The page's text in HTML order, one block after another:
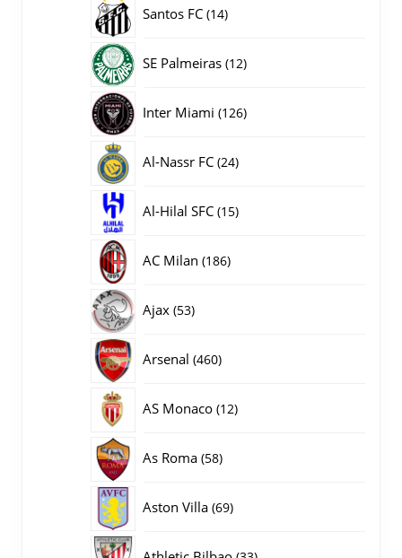
Santos FC 1414
SE Palmeiras 1212
Inter Miami 126126
Al-Nassr FC 2424
Al-Hilal SFC 1515
AC Milan 186186
Ajax 5353
Arsenal 460460
AS Monaco 1212
As Roma 5858
Aston Villa 6969
33